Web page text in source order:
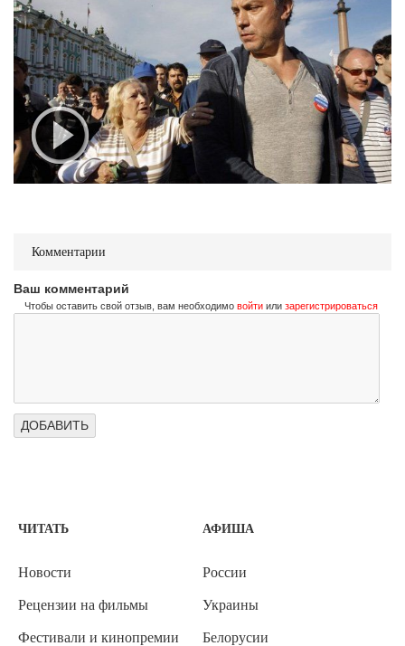
Комментарии
Ваш комментарий
Чтобы оставить свой отзыв, вам необходимо войти или зарегистрироваться
ЧИТАТЬ
Новости
Рецензии на фильмы
Фестивали и кинопремии
АФИША
России
Украины
Белорусии